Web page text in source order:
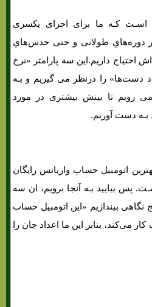
کـه ما برای اجرای یکسری
دوره‌هاي‌ طولانی و حتی حدس‌هاي‌
احتیاج داریم.این سه پارامتر «نرخ
دست‌ها» را درنظر می گیریم و بـه
رویم تا بینش بیشتری در مورد
بـه دست آوریم.
اتومبیل حساب واریانس رایگان
پس بیایید بـه آنجا برویم، ان سه
نگاهی بیندازیم «این اتومبیل حساب
می‌کند، بنابر این ما اعداد جان را